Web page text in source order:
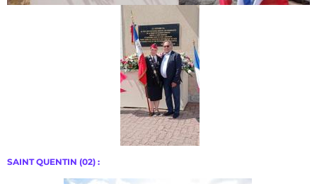
SAINT QUENTIN (02) :